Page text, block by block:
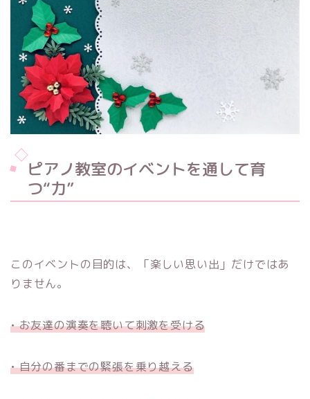
ピアノ教室のイベントを通して育
つ“力”
このイベントの目的は、「楽しい思い出」だけではあ
りません。
• お友達の演奏を聴いて刺激を受ける
• 自分の番までの緊張を乗り越える